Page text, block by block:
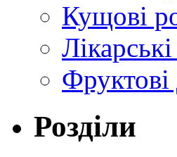
Кущові
Фруктові
Розділи